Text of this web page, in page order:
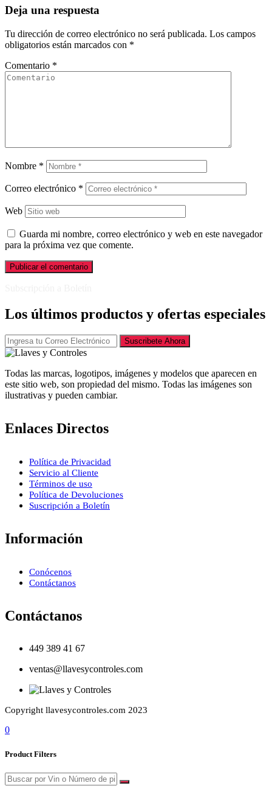
Deja una respuesta
Tu dirección de correo electrónico no será publicada. Los campos
obligatorios están marcados con *
Comentario *
Nombre *
Correo electrónico *
Web
Guarda mi nombre, correo electrónico y web en este navegador
para la próxima vez que comente.
Los últimos productos y ofertas especiales
Suscribete Ahora
Todas las marcas, logotipos, imágenes y modelos que aparecen en
este sitio web, son propiedad del mismo. Todas las imágenes son
ilustrativas y pueden cambiar.
Enlaces Directos
Política de Privacidad
Servicio al Cliente
Términos de uso
Política de Devoluciones
Suscripción a Boletín
Información
Conócenos
Contáctanos
Contáctanos
449 389 41 67
ventas@llavesycontroles.com
Copyright llavesycontroles.com 2023
0
Product Filters